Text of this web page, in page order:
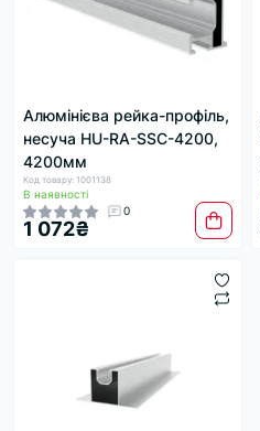
Алюмінієва рейка-профіль,
несуча HU-RA-SSC-4200,
4200мм
Код товару: 1001138
В наявності
0
1 072₴